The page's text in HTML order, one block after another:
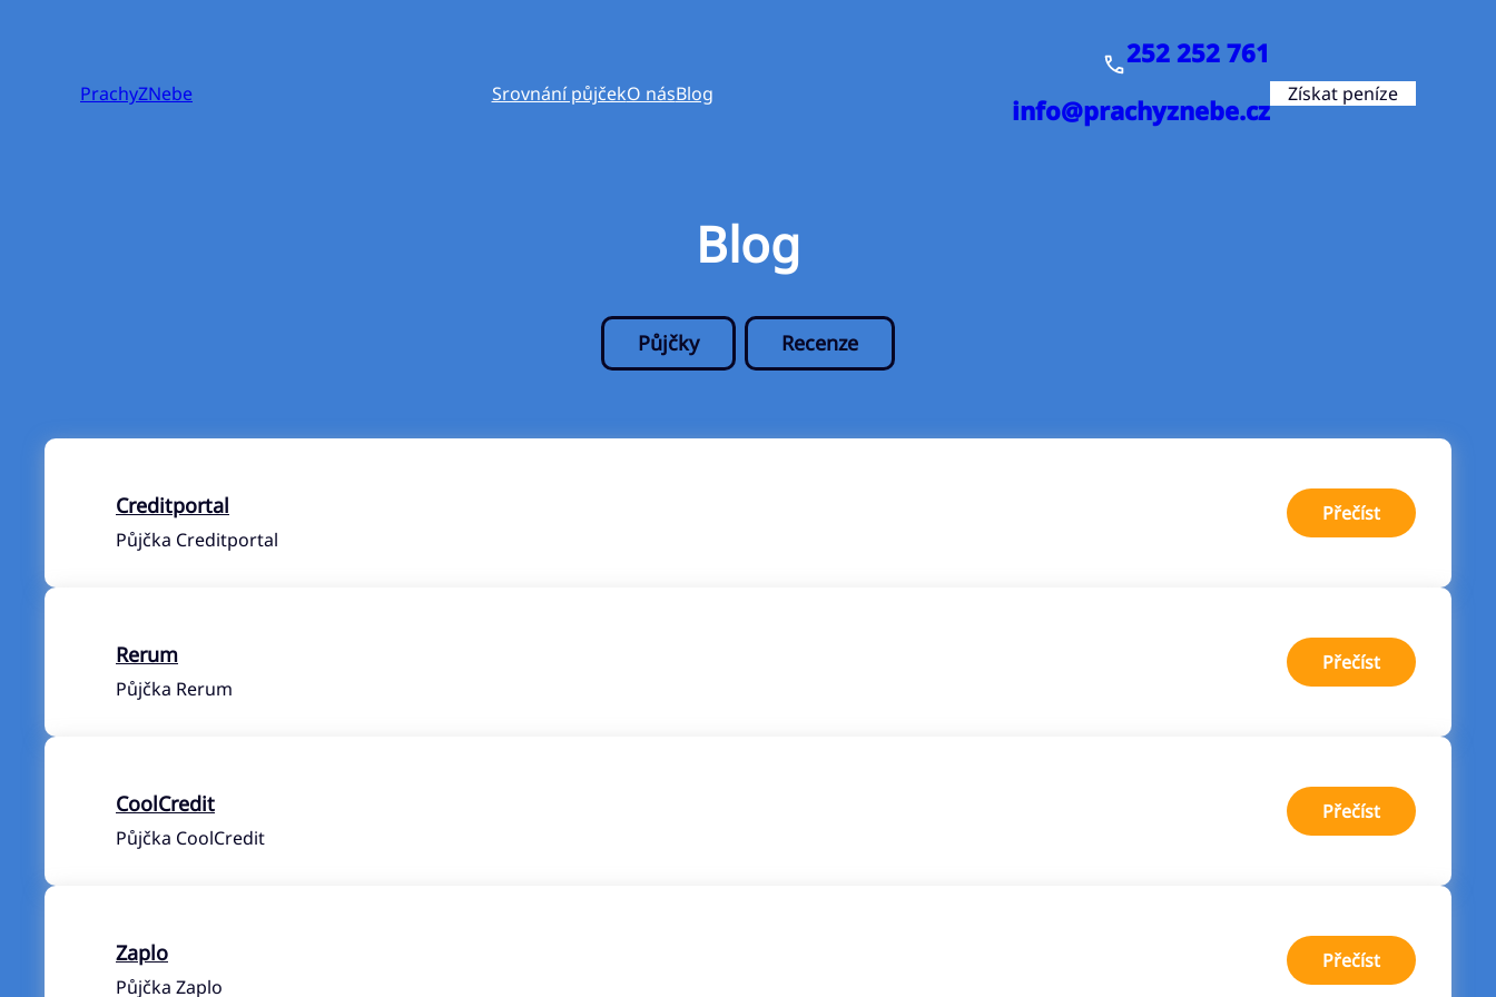
PrachyZNebe
Srovnání půjčekO násBlog
252 252 761
info@prachyznebe.cz
Získat peníze
Blog
Půjčky Recenze
Creditportal
Půjčka Creditportal
Přečíst:
Creditportal
Rerum
Půjčka Rerum
Přečíst:
Rerum
CoolCredit
Půjčka CoolCredit
Přečíst:
CoolCredit
Zaplo
Půjčka Zaplo
Přečíst:
Zaplo